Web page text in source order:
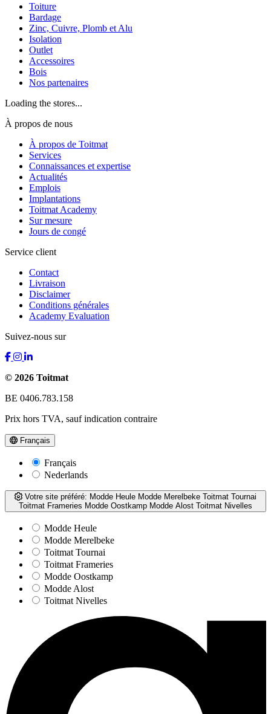
Toiture
Bardage
Zinc, Cuivre, Plomb et Alu
Isolation
Outlet
Accessoires
Bois
Nos partenaires
Loading the stores...
À propos de nous
À propos de Toitmat
Services
Connaissances et expertise
Actualités
Emplois
Implantations
Toitmat Academy
Sur mesure
Jours de congé
Service client
Contact
Livraison
Disclaimer
Conditions générales
Academy Evaluation
Suivez-nous sur
© 2026 Toitmat
BE 0406.783.158
Prix hors TVA, sauf indication contraire
Français
Français
Nederlands
Votre site préféré: Modde Heule Modde Merelbeke Toitmat Tournai
Toitmat Frameries Modde Oostkamp Modde Alost Toitmat Nivelles
Modde Heule
Modde Merelbeke
Toitmat Tournai
Toitmat Frameries
Modde Oostkamp
Modde Alost
Toitmat Nivelles